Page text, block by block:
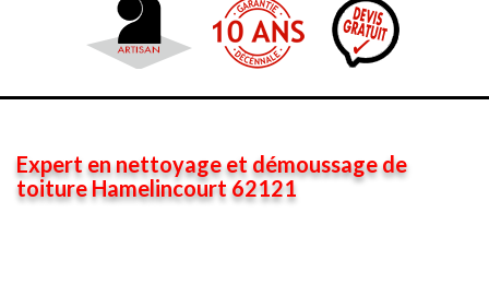
Expert en nettoyage et démoussage de
toiture Hamelincourt 62121